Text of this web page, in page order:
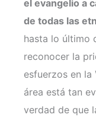
el evangelio a
de todas las
hasta lo último
reconocer la
esfuerzos en la
área está tan
verdad de que